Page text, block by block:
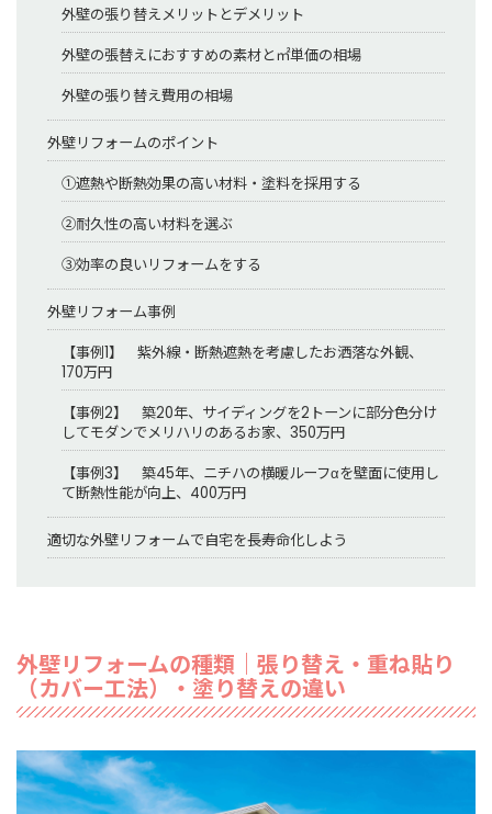
外壁の張り替えメリットとデメリット
外壁の張替えにおすすめの素材と㎡単価の相場
外壁の張り替え費用の相場
外壁リフォームのポイント
①遮熱や断熱効果の高い材料・塗料を採用する
②耐久性の高い材料を選ぶ
③効率の良いリフォームをする
外壁リフォーム事例
【事例1】 紫外線・断熱遮熱を考慮したお洒落な外観、
170万円
【事例2】 築20年、サイディングを2トーンに部分色分け
してモダンでメリハリのあるお家、350万円
【事例3】 築45年、ニチハの横暖ルーフαを壁面に使用し
て断熱性能が向上、400万円
適切な外壁リフォームで自宅を長寿命化しよう
外壁リフォームの種類｜張り替え・重ね貼り
（カバー工法）・塗り替えの違い